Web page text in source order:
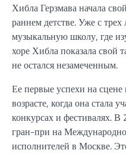
Хибла Герзмава начала
раннем детстве. Уже с трех
музыкальную школу, где
хоре Хибла показала свой
не остался незамеченным.
Ее первые успехи на
возрасте, когда она стала
конкурсах и фестивалях.
гран-при на
исполнителей в Москве.